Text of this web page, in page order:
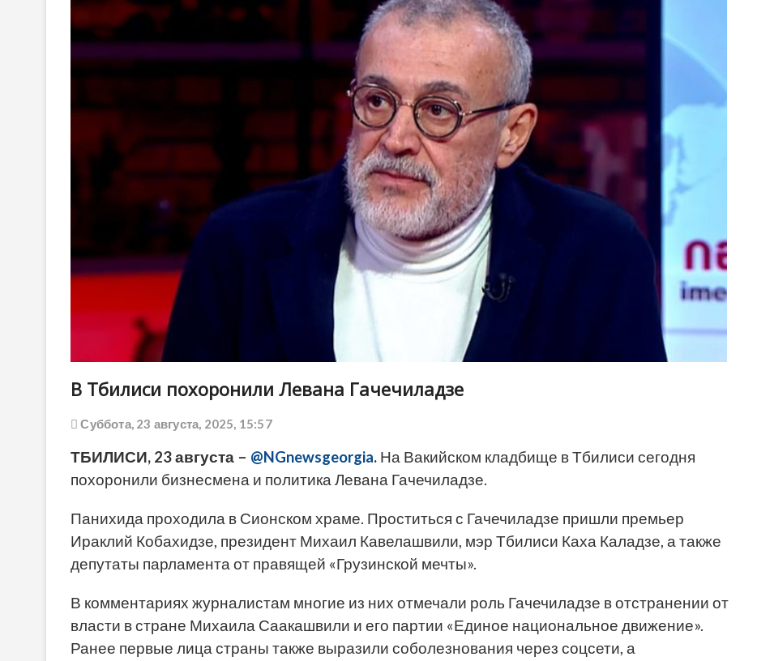
В Тбилиси похоронили Левана Гачечиладзе
Суббота, 23 августа, 2025, 15:57
ТБИЛИСИ, 23 августа – @NGnewsgeorgia. На Вакийском кладбище в Тбилиси сегодня
похоронили бизнесмена и политика Левана Гачечиладзе.
Панихида проходила в Сионском храме. Проститься с Гачечиладзе пришли премьер
Ираклий Кобахидзе, президент Михаил Кавелашвили, мэр Тбилиси Каха Каладзе, а также
депутаты парламента от правящей «Грузинской мечты».
В комментариях журналистам многие из них отмечали роль Гачечиладзе в отстранении от
власти в стране Михаила Саакашвили и его партии «Единое национальное движение».
Ранее первые лица страны также выразили соболезнования через соцсети, а